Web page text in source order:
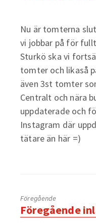
Nu är tomterna
vi jobbar på för
Sturkö ska vi
tomter och likaså
även 3st tomter
Centralt och nära
uppdaterade och
Instagram där
tätare än här =)
Föregående
Föregående
Föregående